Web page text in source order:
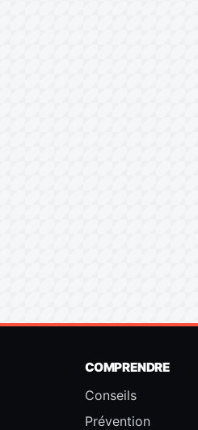
COMPRENDRE
Conseils
Prévention